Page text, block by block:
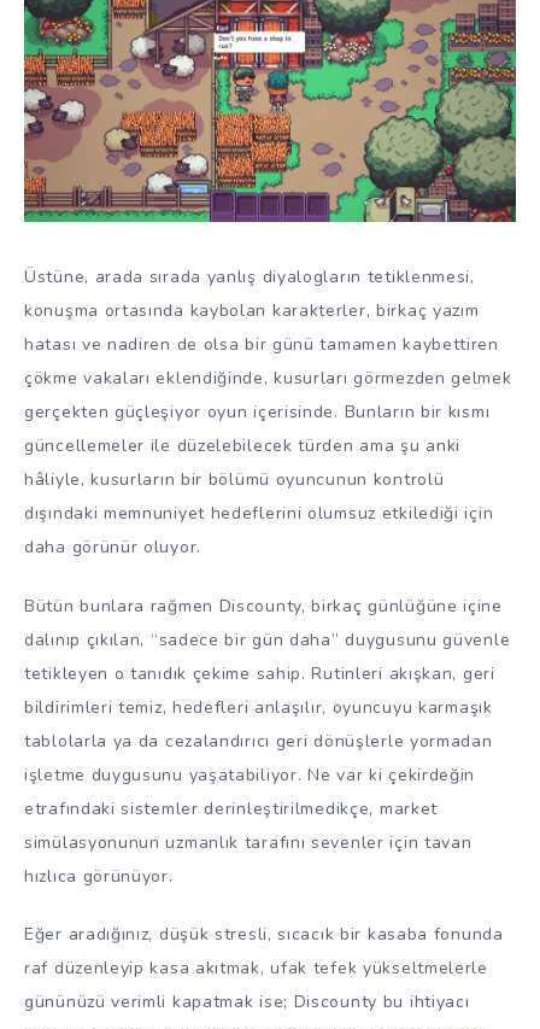
Üstüne, arada sırada yanlış diyalogların tetiklenmesi,
konuşma ortasında kaybolan karakterler, birkaç yazım
hatası ve nadiren de olsa bir günü tamamen kaybettiren
çökme vakaları eklendiğinde, kusurları görmezden gelmek
gerçekten güçleşiyor oyun içerisinde. Bunların bir kısmı
güncellemeler ile düzelebilecek türden ama şu anki
hâliyle, kusurların bir bölümü oyuncunun kontrolü
dışındaki memnuniyet hedeflerini olumsuz etkilediği için
daha görünür oluyor.
Bütün bunlara rağmen Discounty, birkaç günlüğüne içine
dalınıp çıkılan, “sadece bir gün daha” duygusunu güvenle
tetikleyen o tanıdık çekime sahip. Rutinleri akışkan, geri
bildirimleri temiz, hedefleri anlaşılır, oyuncuyu karmaşık
tablolarla ya da cezalandırıcı geri dönüşlerle yormadan
işletme duygusunu yaşatabiliyor. Ne var ki çekirdeğin
etrafındaki sistemler derinleştirilmedikçe, market
simülasyonunun uzmanlık tarafını sevenler için tavan
hızlıca görünüyor.
Eğer aradığınız, düşük stresli, sıcacık bir kasaba fonunda
raf düzenleyip kasa akıtmak, ufak tefek yükseltmelerle
gününüzü verimli kapatmak ise; Discounty bu ihtiyacı